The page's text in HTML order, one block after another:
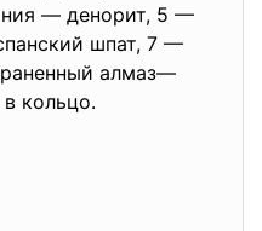
— денорит, 5 —
шпат, 7 —
алмаз—
кольцо.